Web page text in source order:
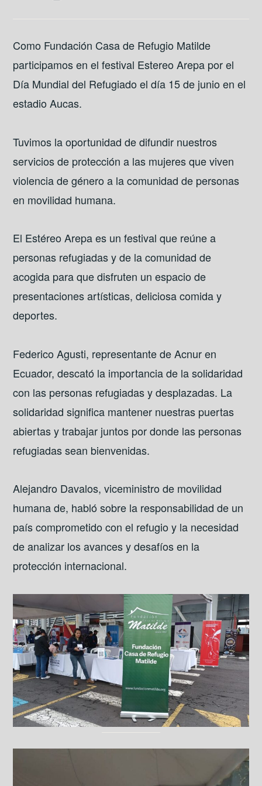
Como Fundación Casa de Refugio Matilde
participamos en el festival Estereo Arepa por el
Día Mundial del Refugiado el día 15 de junio en el
estadio Aucas.
Tuvimos la oportunidad de difundir nuestros
servicios de protección a las mujeres que viven
violencia de género a la comunidad de personas
en movilidad humana.
El Estéreo Arepa es un festival que reúne a
personas refugiadas y de la comunidad de
acogida para que disfruten un espacio de
presentaciones artísticas, deliciosa comida y
deportes.
Federico Agusti, representante de Acnur en
Ecuador, descató la importancia de la solidaridad
con las personas refugiadas y desplazadas. La
solidaridad significa mantener nuestras puertas
abiertas y trabajar juntos por donde las personas
refugiadas sean bienvenidas.
Alejandro Davalos, viceministro de movilidad
humana de, habló sobre la responsabilidad de un
país comprometido con el refugio y la necesidad
de analizar los avances y desafíos en la
protección internacional.